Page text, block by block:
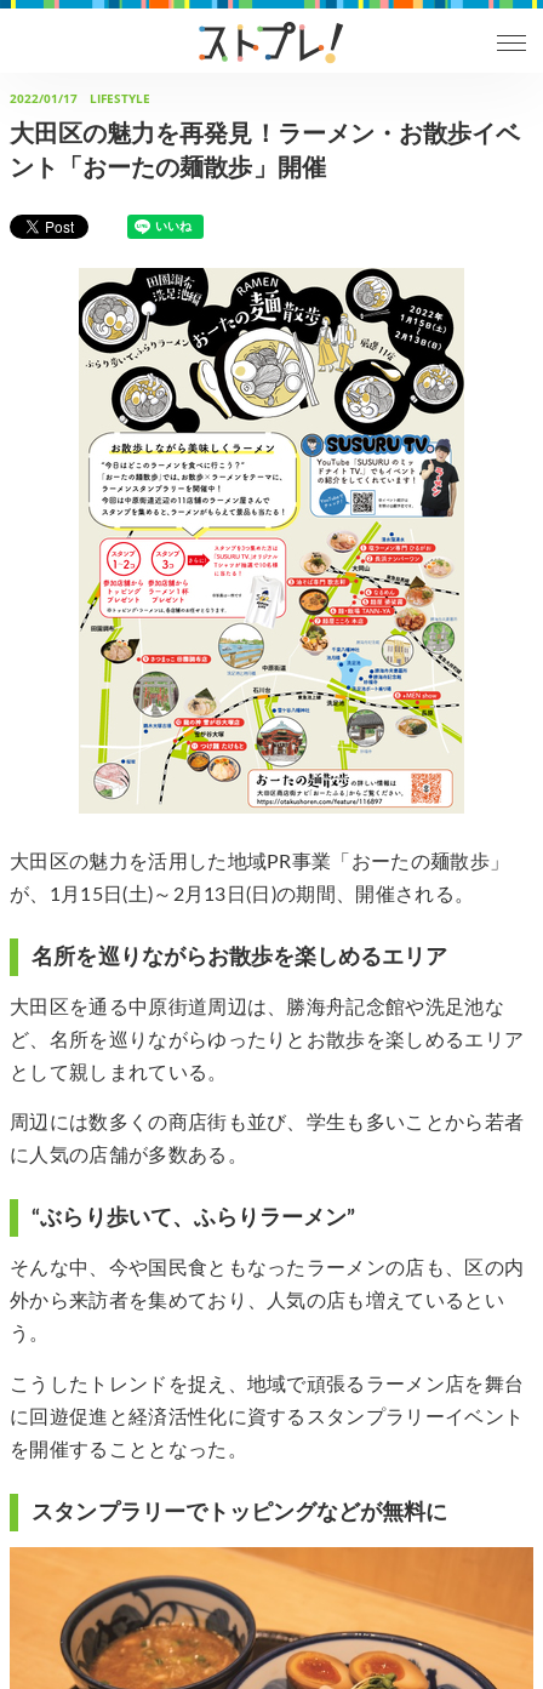
2022/01/17 LIFESTYLE
大田区の魅力を再発見！ラーメン・お散歩イベ
ント「おーたの麺散歩」開催
大田区の魅力を活用した地域PR事業「おーたの麺散歩」
が、1月15日(土)～2月13日(日)の期間、開催される。
名所を巡りながらお散歩を楽しめるエリア
大田区を通る中原街道周辺は、勝海舟記念館や洗足池な
ど、名所を巡りながらゆったりとお散歩を楽しめるエリア
として親しまれている。
周辺には数多くの商店街も並び、学生も多いことから若者
に人気の店舗が多数ある。
“ぶらり歩いて、ふらりラーメン”
そんな中、今や国民食ともなったラーメンの店も、区の内
外から来訪者を集めており、人気の店も増えているとい
う。
こうしたトレンドを捉え、地域で頑張るラーメン店を舞台
に回遊促進と経済活性化に資するスタンプラリーイベント
を開催することとなった。
スタンプラリーでトッピングなどが無料に